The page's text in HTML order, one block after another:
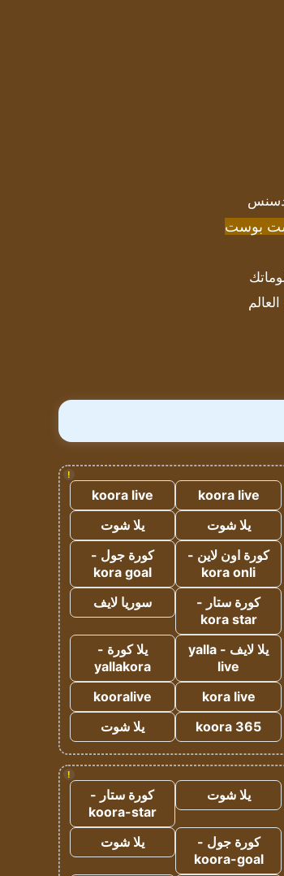
بوست
!
koora live
koora live
يلا شوت
يلا شوت
كورة اون لاين -
kora onli
كورة جول -
kora goal
كورة ستار -
kora star
سوريا لايف
يلا لايف - yalla
live
يلا كورة -
yallakora
kora live
kooralive
koora 365
يلا شوت
!
يلا شوت
كورة ستار -
koora-star
كورة جول -
koora-goal
يلا شوت